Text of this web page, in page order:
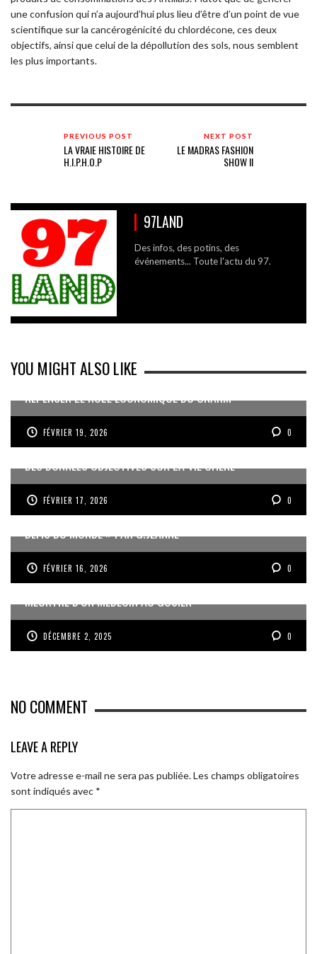
une confusion qui n’a aujourd’hui plus lieu d’être d’un point de vue
scientifique sur la cancérogénicité du chlordécone, ces deux
objectifs, ainsi que celui de la dépollution des sols, nous semblent
les plus importants.
PREVIOUS POST
LA VRAIE HISTOIRE DE
H.I.P.H.O.P
NEXT POST
LE MADRAS FASHION
SHOW II
97LAND
Des infos, des potins, des
événements... Toute l'actu du 97.
YOU MIGHT ALSO LIKE
REPENSER LE RÔLE ÉCONOMIQUE DU CNARM
FÉVRIER 19, 2026 0
DES DONNÉES OBJECTIVES SUR LA VIE CHÈRE
FÉVRIER 17, 2026 0
« UN GOSIER FIER, FORT ET RESPONSABLE FACE AUX
DÉFIS DU MONDE » PAR G.JEANNE
FÉVRIER 16, 2026 0
MEURTRE D’UN MÉDECIN AU GOSIER
DÉCEMBRE 2, 2025 0
NO COMMENT
LEAVE A REPLY
Votre adresse e-mail ne sera pas publiée.Les champs obligatoires
sont indiqués avec *